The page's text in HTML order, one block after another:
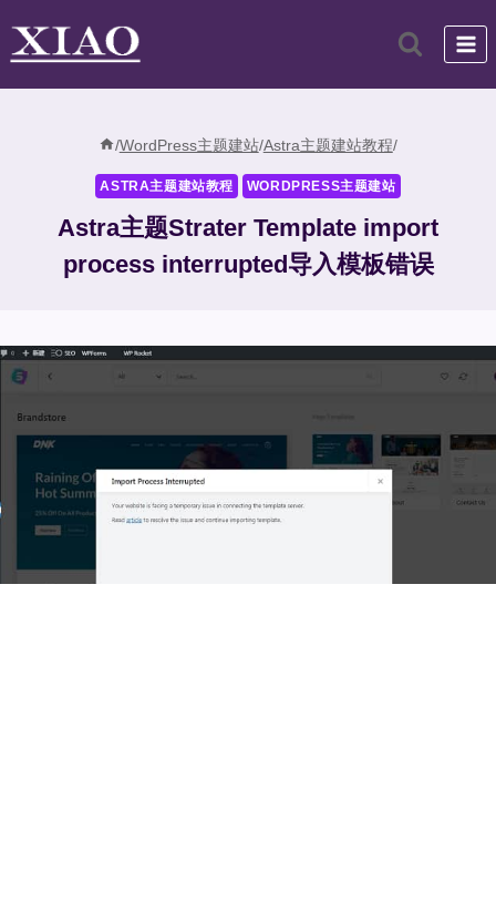
/WordPress主题建站/Astra主题建站教程/
ASTRA主题建站教程 WORDPRESS主题建站
Astra主题Strater Template import
process interrupted导入模板错误